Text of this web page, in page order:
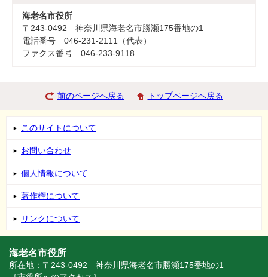
海老名市役所
〒243-0492 神奈川県海老名市勝瀬175番地の1
電話番号 046-231-2111（代表）
ファクス番号 046-233-9118
前のページへ戻る トップページへ戻る
このサイトについて
お問い合わせ
個人情報について
著作権について
リンクについて
海老名市役所
所在地：〒243-0492 神奈川県海老名市勝瀬175番地の1